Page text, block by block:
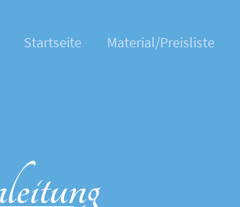
Startseite Material/Preisliste